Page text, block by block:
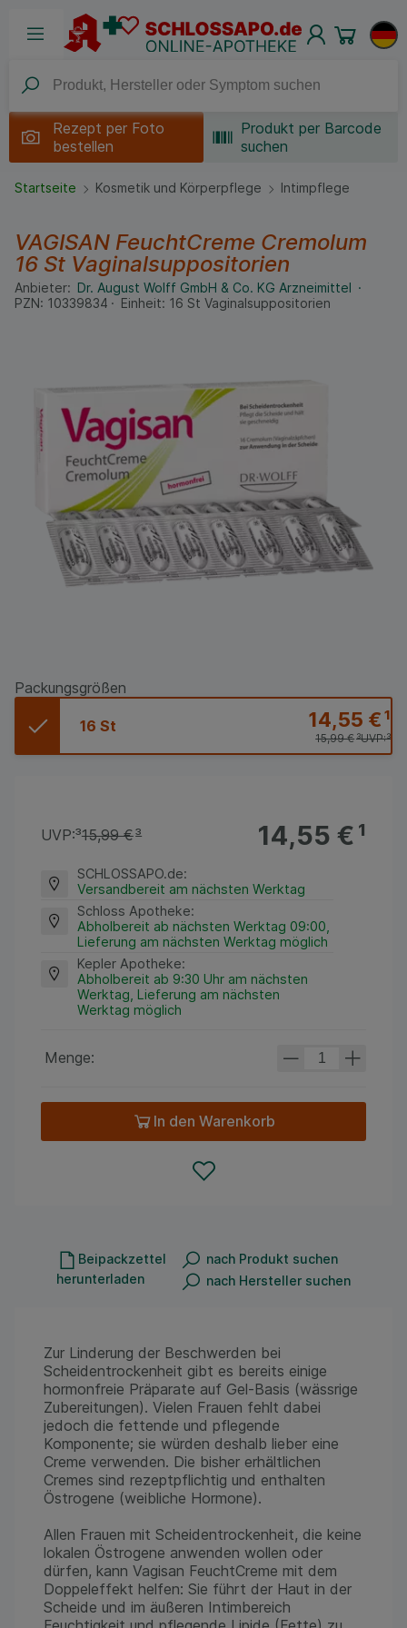
Rezept per Foto
bestellen
Produkt per Barcode
suchen
Startseite Kosmetik und Körperpflege Intimpflege
VAGISAN FeuchtCreme Cremolum
16 St Vaginalsuppositorien
Anbieter: Dr. August Wolff GmbH & Co. KG Arzneimittel
PZN: 10339834 Einheit: 16 St Vaginalsuppositorien
Packungsgrößen
16 St 14,55 €¹
UVP:³
15,99 €³
14,55 €¹
UVP:³15,99 €³
SCHLOSSAPO.de:
Versandbereit am nächsten Werktag
Schloss Apotheke:
Abholbereit ab nächsten Werktag 09:00,
Lieferung am nächsten Werktag möglich
Kepler Apotheke:
Abholbereit ab 9:30 Uhr am nächsten
Werktag, Lieferung am nächsten
Werktag möglich
Menge:
In den Warenkorb
Beipackzettel
herunterladen
nach Produkt suchen
nach Hersteller suchen
Zur Linderung der Beschwerden bei
Scheidentrockenheit gibt es bereits einige
hormonfreie Präparate auf Gel-Basis (wässrige
Zubereitungen). Vielen Frauen fehlt dabei
jedoch die fettende und pflegende
Komponente; sie würden deshalb lieber eine
Creme verwenden. Die bisher erhältlichen
Cremes sind rezeptpflichtig und enthalten
Östrogene (weibliche Hormone).
Allen Frauen mit Scheidentrockenheit, die keine
lokalen Östrogene anwenden wollen oder
dürfen, kann Vagisan FeuchtCreme mit dem
Doppeleffekt helfen: Sie führt der Haut in der
Scheide und im äußeren Intimbereich